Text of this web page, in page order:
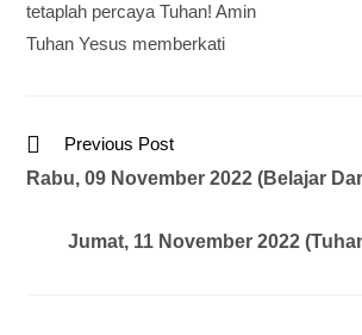
tetaplah percaya Tuhan! Amin
Tuhan Yesus memberkati
Previous Post
Rabu, 09 November 2022 (Belajar
Jumat, 11 November 2022